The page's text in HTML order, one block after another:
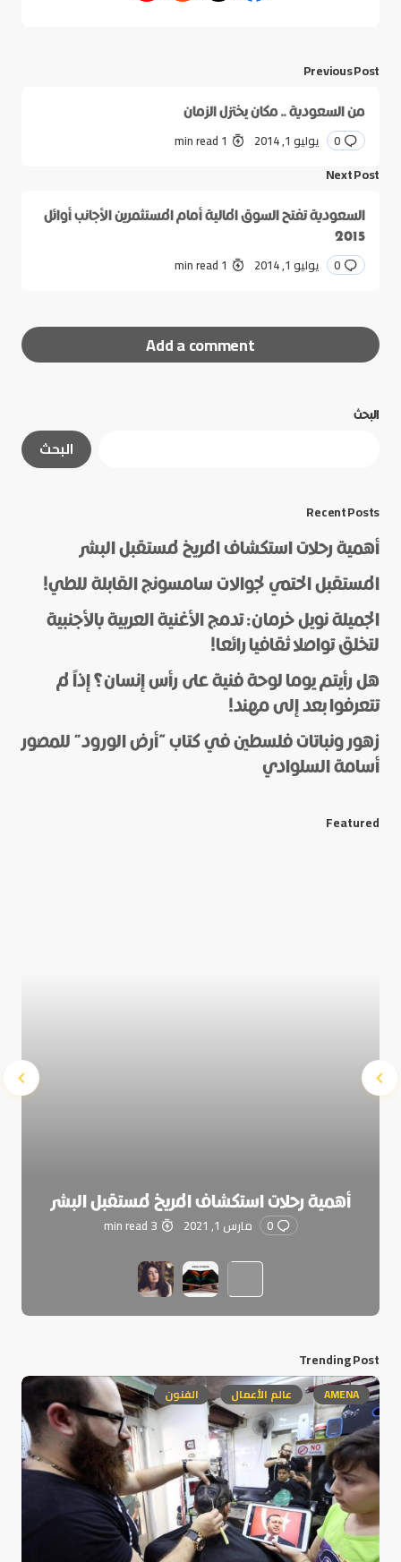
Previous Post
من السعودية .. مكان يختزل الزمان
0 يوليو 1, 2014 1 min read
Next Post
السعودية تفتح السوق المالية أمام المستثمرين الأجانب أوائل
2015
0 يوليو 1, 2014 1 min read
Add a comment
الحقول الإلزامية
Name
*
E-mail
*
البحث
البحث
Recent Posts
أهمية رحلات استكشاف المريخ لمستقبل البشر
المستقبل الحتمي لجوالات سامسونج القابلة للطي!
الجميلة نويل خرمان: تدمج الأغنية العربية بالأجنبية
لتخلق تواصلا ثقافيا رائعا!
هل رأيتم يوما لوحة فنية على رأس إنسان؟ إذاً لم
تتعرفوا بعد إلى مهند!
زهور ونباتات فلسطين في كتاب “أرض الورود” للمصور
أسامة السلوادي
Featured
أهمية رحلات استكشاف المريخ لمستقبل البشر
0 مارس 1, 2021 3 min read
Trending Post
AMENA عالم الأعمال الفنون